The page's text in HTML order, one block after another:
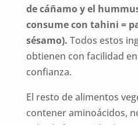
de cáñamo y el
consume con tahini =
sésamo). Todos estos
obtienen con facilidad
confianza.
El resto de alimentos
contener aminoácidos,